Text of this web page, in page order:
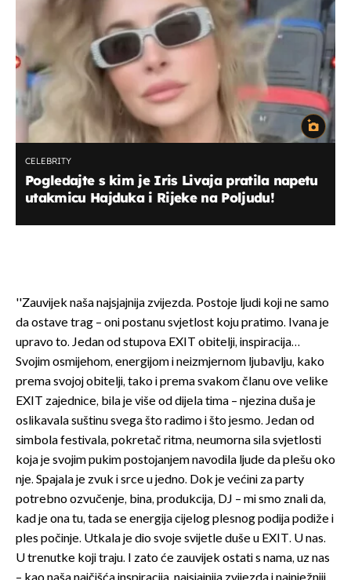
CELEBRITY
Pogledajte s kim je Iris Livaja pratila napetu
utakmicu Hajduka i Rijeke na Poljudu!
''Zauvijek naša najsjajnija zvijezda. Postoje ljudi koji ne samo
da ostave trag – oni postanu svjetlost koju pratimo. Ivana je
upravo to. Jedan od stupova EXIT obitelji, inspiracija…
Svojim osmijehom, energijom i neizmjernom ljubavlju, kako
prema svojoj obitelji, tako i prema svakom članu ove velike
EXIT zajednice, bila je više od dijela tima – njezina duša je
oslikavala suštinu svega što radimo i što jesmo. Jedan od
simbola festivala, pokretač ritma, neumorna sila svjetlosti
koja je svojim pukim postojanjem navodila ljude da plešu oko
nje. Spajala je zvuk i srce u jedno. Dok je većini za party
potrebno ozvučenje, bina, produkcija, DJ – mi smo znali da,
kad je ona tu, tada se energija cijelog plesnog podija podiže i
ples počinje. Utkala je dio svoje svijetle duše u EXIT. U nas.
U trenutke koji traju. I zato će zauvijek ostati s nama, uz nas